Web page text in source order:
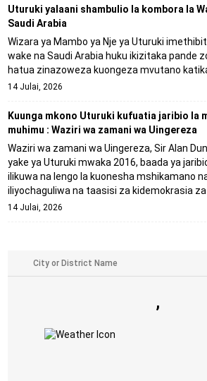
Uturuki yalaani shambulio la kombora la
Saudi Arabia
Wizara ya Mambo ya Nje ya Uturuki
wake na Saudi Arabia huku ikizitaka pande
hatua zinazoweza kuongeza mvutano
14 Julai, 2026
Kuunga mkono Uturuki kufuatia jaribio la
muhimu : Waziri wa zamani wa Uingereza
Waziri wa zamani wa Uingereza, Sir Alan
yake ya Uturuki mwaka 2016, baada ya
ilikuwa na lengo la kuonesha mshikamano
iliyochaguliwa na taasisi za kidemokrasia za
14 Julai, 2026
,